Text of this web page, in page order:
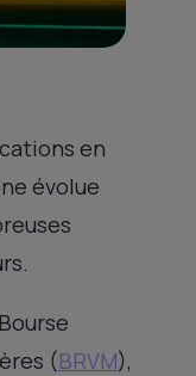
en
évolue
(BRVM),